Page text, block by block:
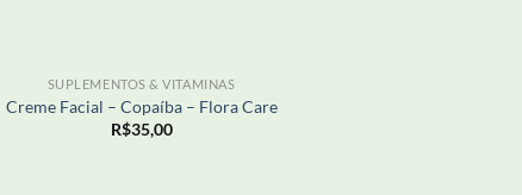
SUPLEMENTOS & VITAMINAS
Creme Facial – Copaíba – Flora Care
R$35,00